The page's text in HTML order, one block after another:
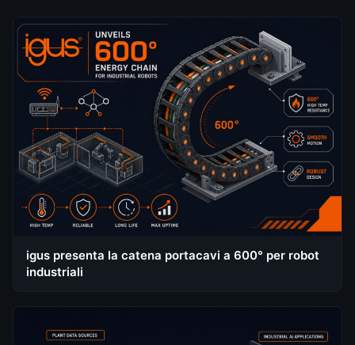
igus presenta la catena portacavi a 600° per robot
industriali